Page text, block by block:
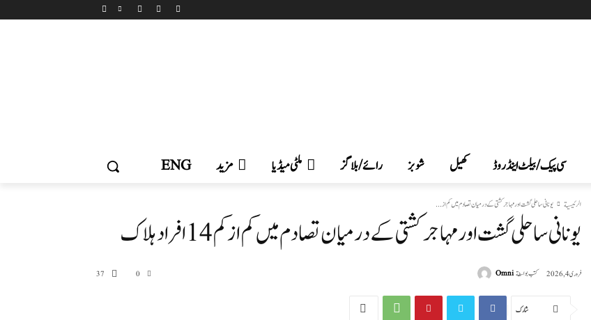
سی پیک /بیلٹ اینڈ روڈ کھیل شوبز رائے/بلاگز ملٹی میڈیا مزید ENG
الرئيسية یونانی ساحلی گشت اور مہاجر کشتی کے درمیان تصادم میں کم از...
یونانی ساحلی گشت اور مہاجر کشتی کے درمیان تصادم میں کم از کم 14 افراد ہلاک
0
37 فروری 4, 2026 كتب بواسطةOmni
شارك